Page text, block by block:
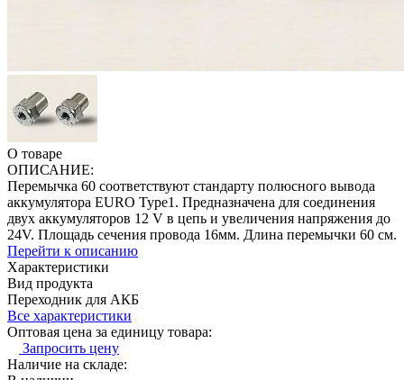
О товаре
ОПИСАНИЕ:
Перемычка 60 соответствуют стандарту полюсного вывода
аккумулятора EURO Type1. Предназначена для соединения
двух аккумуляторов 12 V в цепь и увеличения напряжения до
24V. Площадь сечения провода 16мм. Длина перемычки 60 см.
Перейти к описанию
Характеристики
Вид продукта
Переходник для АКБ
Все характеристики
Оптовая цена за единицу товара:
Запросить цену
Наличие на складе: